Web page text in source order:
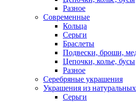
Разное
Современные
Кольца
Серьги
Браслеты
Подвески, броши,
Цепочки, колье, бусы
Разное
Серебряные украшения
Украшения из
Серьги